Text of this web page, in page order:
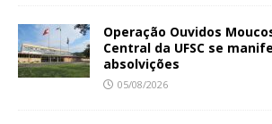
Operação Ouvidos
Central da UFSC se
absolvições
05/08/2026